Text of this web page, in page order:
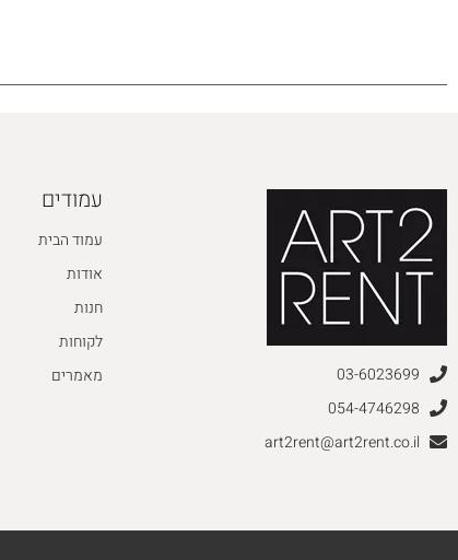
03-6023699
054-4746298
art2rent@art2rent.co.il
עמודים
עמוד הבית
אודות
חנות
לקוחות
מאמרים